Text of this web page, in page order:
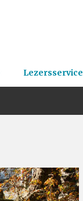
Lezersservice